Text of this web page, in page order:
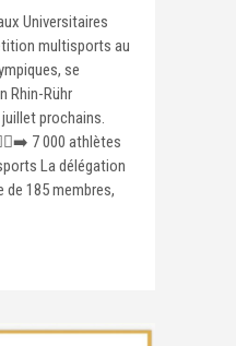
Universitaires
multisports au
se
Rhin-Rühr
prochains.
7 000 athlètes
La délégation
185 membres,